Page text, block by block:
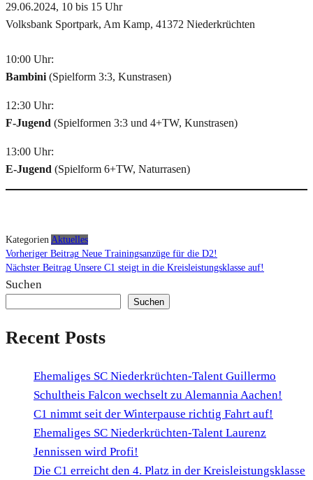
29.06.2024, 10 bis 15 Uhr
Volksbank Sportpark, Am Kamp, 41372 Niederkrüchten
10:00 Uhr:
Bambini (Spielform 3:3, Kunstrasen)
12:30 Uhr:
F-Jugend (Spielformen 3:3 und 4+TW, Kunstrasen)
13:00 Uhr:
E-Jugend (Spielform 6+TW, Naturrasen)
Kategorien Aktuelles
Beitragsnavigation
Vorheriger Beitrag Neue Trainingsanzüge für die D2!
Beitrag
Nächster Beitrag Unsere C1 steigt in die Kreisleistungsklasse auf!
Suchen
Suchen
Recent Posts
Ehemaliges SC Niederkrüchten-Talent Guillermo
Schultheis Falcon wechselt zu Alemannia Aachen!
C1 nimmt seit der Winterpause richtig Fahrt auf!
Ehemaliges SC Niederkrüchten-Talent Laurenz
Jennissen wird Profi!
Die C1 erreicht den 4. Platz in der Kreisleistungsklasse